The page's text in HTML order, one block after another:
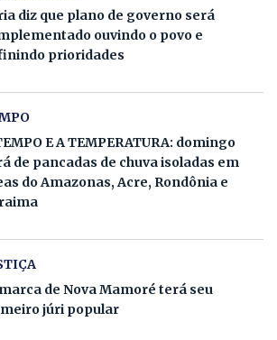
diz que plano de governo será
ouvindo o povo e
prioridades
E A TEMPERATURA: domingo
de pancadas de chuva isoladas em
do Amazonas, Acre, Rondônia e
de Nova Mamoré terá seu
júri popular